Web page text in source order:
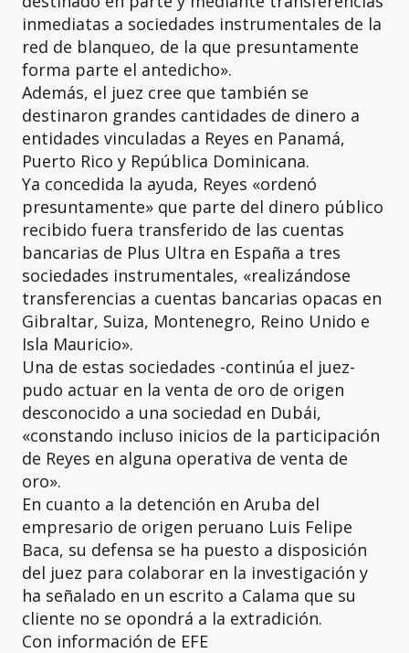
inmediatas a sociedades instrumentales de la
red de blanqueo, de la que presuntamente
forma parte el antedicho».
Además, el juez cree que también se
destinaron grandes cantidades de dinero a
entidades vinculadas a Reyes en Panamá,
Puerto Rico y República Dominicana.
Ya concedida la ayuda, Reyes «ordenó
presuntamente» que parte del dinero público
recibido fuera transferido de las cuentas
bancarias de Plus Ultra en España a tres
sociedades instrumentales, «realizándose
transferencias a cuentas bancarias opacas en
Gibraltar, Suiza, Montenegro, Reino Unido e
Isla Mauricio».
Una de estas sociedades -continúa el juez-
pudo actuar en la venta de oro de origen
desconocido a una sociedad en Dubái,
«constando incluso inicios de la participación
de Reyes en alguna operativa de venta de
oro».
En cuanto a la detención en Aruba del
empresario de origen peruano Luis Felipe
Baca, su defensa se ha puesto a disposición
del juez para colaborar en la investigación y
ha señalado en un escrito a Calama que su
cliente no se opondrá a la extradición.
Con información de EFE